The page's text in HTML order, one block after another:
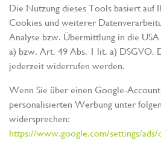
Die Nutzung dieses Tools basiert auf
Cookies und weiterer
Analyse bzw. Übermittlung in die
a) bzw. Art. 49 Abs. 1 lit. a) DSGVO.
jederzeit widerrufen werden.
Wenn Sie über einen Google-
personalisierten Werbung unter
widersprechen:
https://www.google.com/settings/